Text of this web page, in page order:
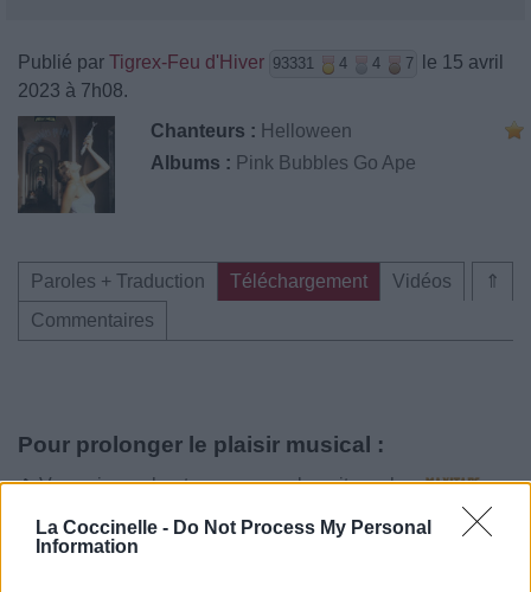
La Coccinelle - Do Not Process My Personal
Information
Publié par Tigrex-Feu d'Hiver 93331 4 4 7
le 15 avril
2023 à 7h08.
Chanteurs : Helloween
Albums : Pink Bubbles Go Ape
⇑
Paroles + Traduction Téléchargement
Vidéos
Commentaires
Pour prolonger le plaisir musical :
Vous aimez chanter, apprenez la guitare chez
Télécharger légalement les MP3 ou trouver le CD sur